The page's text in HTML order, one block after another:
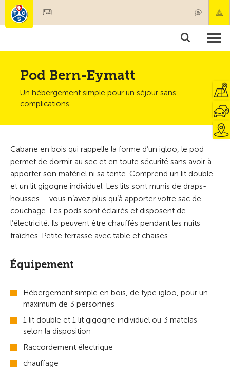
Membres & prestations
Pod Bern-Eymatt
Un hébergement simple pour un séjour sans
complications.
Cabane en bois qui rappelle la forme d’un igloo, le pod
permet de dormir au sec et en toute sécurité sans avoir à
apporter son matériel ni sa tente. Comprend un lit double
et un lit gigogne individuel. Les lits sont munis de draps-
housses – vous n’avez plus qu’à apporter votre sac de
couchage. Les pods sont éclairés et disposent de
l’électricité. Ils peuvent être chauffés pendant les nuits
fraîches. Petite terrasse avec table et chaises.
Équipement
Hébergement simple en bois, de type igloo, pour un
maximum de 3 personnes
1 lit double et 1 lit gigogne individuel ou 3 matelas
selon la disposition
Raccordement électrique
chauffage